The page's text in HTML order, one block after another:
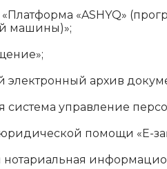
«ASHYQ»
машины)»;
архив
управление
помощи «Е-